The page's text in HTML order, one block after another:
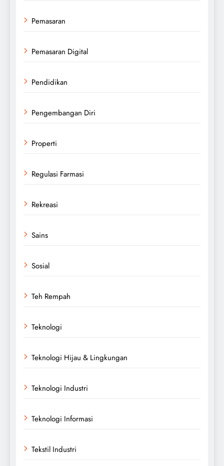
Pemasaran
Pemasaran Digital
Pendidikan
Pengembangan Diri
Properti
Regulasi Farmasi
Rekreasi
Sains
Sosial
Teh Rempah
Teknologi
Teknologi Hijau & Lingkungan
Teknologi Industri
Teknologi Informasi
Tekstil Industri